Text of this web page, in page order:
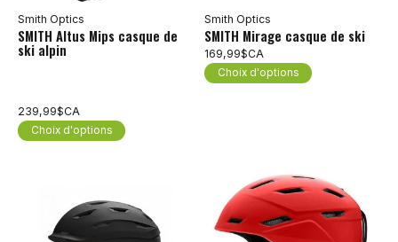
Smith Optics
SMITH Altus Mips casque de
ski alpin
239,99$CA
Choix d'options
Smith Optics
SMITH Mirage casque de ski
169,99$CA
Choix d'options